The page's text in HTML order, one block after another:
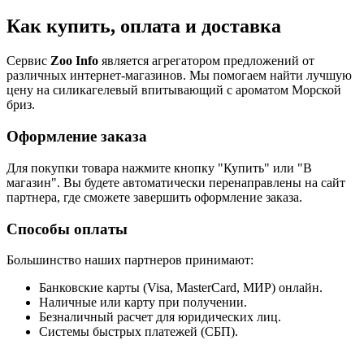
Как купить, оплата и доставка
Сервис Zoo Info является агрегатором предложений от
различных интернет-магазинов. Мы помогаем найти лучшую
цену на силикагелевый впитывающий с ароматом Морской
бриз.
Оформление заказа
Для покупки товара нажмите кнопку "Купить" или "В
магазин". Вы будете автоматически перенаправлены на сайт
партнера, где сможете завершить оформление заказа.
Способы оплаты
Большинство наших партнеров принимают:
Банковские карты (Visa, MasterCard, МИР) онлайн.
Наличные или карту при получении.
Безналичный расчет для юридических лиц.
Системы быстрых платежей (СБП).